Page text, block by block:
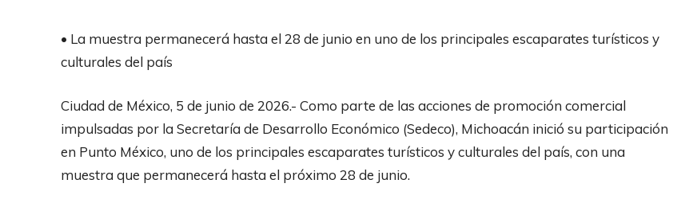
• La muestra permanecerá hasta el 28 de junio en uno de los principales escaparates turísticos y
culturales del país
Ciudad de México, 5 de junio de 2026.- Como parte de las acciones de promoción comercial
impulsadas por la Secretaría de Desarrollo Económico (Sedeco), Michoacán inició su participación
en Punto México, uno de los principales escaparates turísticos y culturales del país, con una
muestra que permanecerá hasta el próximo 28 de junio.